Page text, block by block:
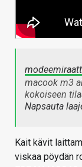
macook m3
kokoiseen
Napsauta
Kait kävit
viskaa pöydän